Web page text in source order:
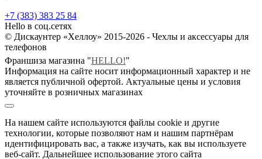
+7 (383) 383 25 84
Hello в соц.сетях
© Дискаунтер «Хеллоу» 2015-2026 - Чехлы и аксессуары для
телефонов
Франшиза магазина "HELLO!"
Информация на сайте носит информационный характер и не
является публичной офертой. Актуальные цены и условия
уточняйте в розничных магазинах
На нашем сайте используются файлы cookie и другие
технологии, которые позволяют нам и нашим партнёрам
идентифицировать вас, а также изучать, как вы используете
веб-сайт. Дальнейшее использование этого сайта